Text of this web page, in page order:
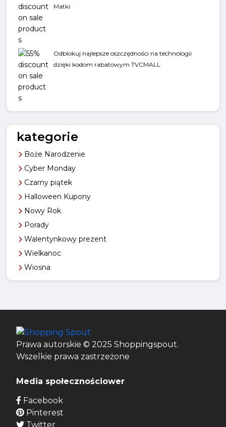
Matki
Odblokuj najlepsze oszczędności na technologii
dzięki kodom rabatowym TVCMALL
kategorie
Boże Narodzenie
Cyber Monday
Czarny piątek
Halloween Kupony
Nowy Rok
Porady
Walentynkowy prezent
Wielkanoc
Wiosna
Prawa autorskie © 2025 Shoppingspout.
Wszelkie prawa zastrzeżone
Media społecznościower
Facebook
Pinterest
Twitter